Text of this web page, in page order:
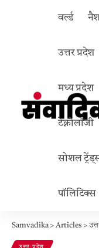
वर्ल्ड
उत्तर प्रदेश
मध्य प्रदेश
टेक्नोलॉजी
सोशल
पॉलिटिक्स
Samvadika>Articles >
उत्तर प्रदेश